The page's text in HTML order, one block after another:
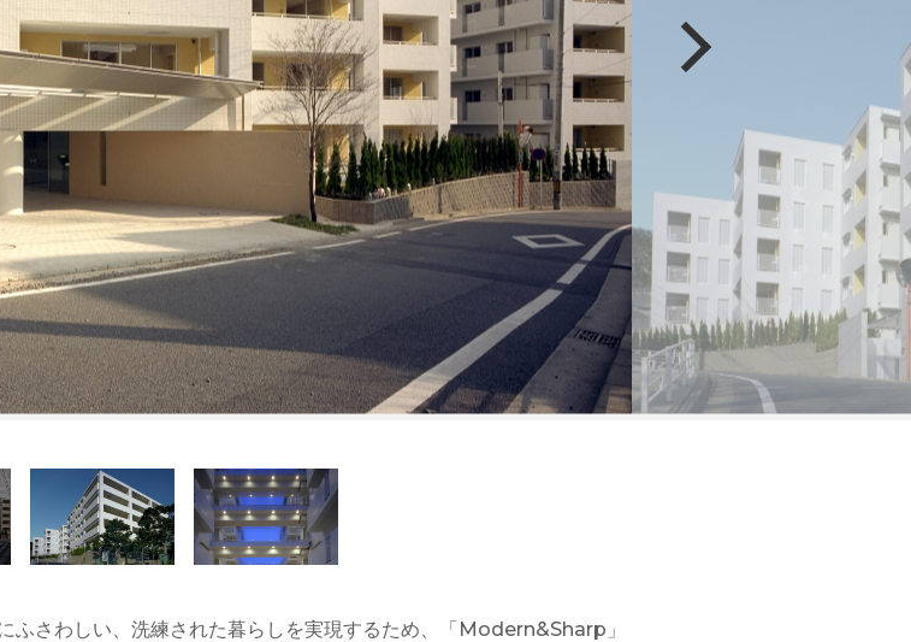
ふさわしい、洗練された暮らしを実現するため、「Modern&Sharp」